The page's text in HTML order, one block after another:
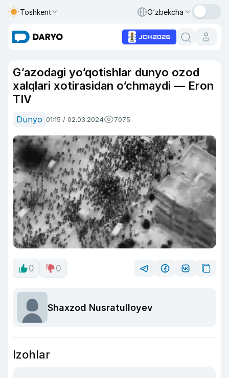
Toshkent O‘zbekcha
G‘azodagi yo‘qotishlar dunyo ozod
xalqlari xotirasidan o‘chmaydi — Eron
TIV
Dunyo 01:15 / 02.03.2024 7075
0 0
Shaxzod Nusratulloyev
Izohlar